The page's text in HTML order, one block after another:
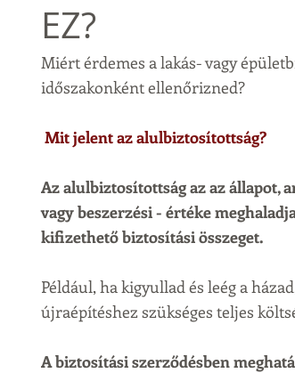
EZ?
Miért érdemes a lakás- vagy
időszakonként ellenőrizned?
Mit jelent az alulbiztosítottság?
Az alulbiztosítottság az az állapot,
vagy beszerzési - értéke
kifizethető biztosítási összeget.
Például, ha kigyullad és leég a
újraépítéshez szükséges teljes
A biztosítási szerződésben